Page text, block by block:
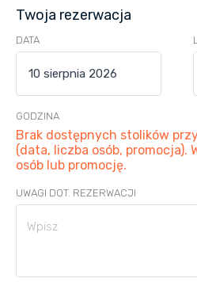
Twoja rezerwacja
DATA
GODZINA
Brak dostępnych stolików
(data, liczba osób, promocja).
osób lub promocję.
UWAGI DOT. REZERWACJI